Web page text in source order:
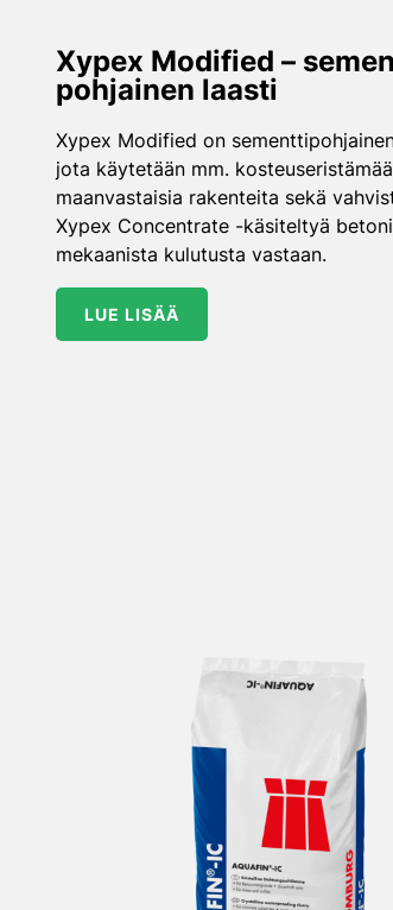
Xypex Modified –
pohjainen laasti
Xypex Modified on
jota käytetään mm.
maanvastaisia rakenteita sekä
Xypex Concentrate -käsiteltyä
mekaanista kulutusta vastaan.
LUE LISÄÄ